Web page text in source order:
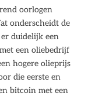
oorlogen
onderscheidt de
duidelijk een
een oliebedrijf
hogere olieprijs
die eerste en
bitcoin met een